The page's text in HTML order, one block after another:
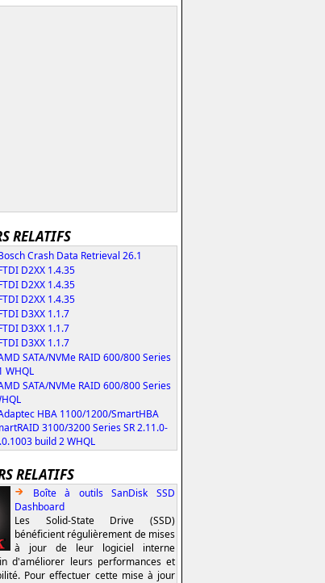
RELATIFS
Crash Data Retrieval 26.1
D2XX 1.4.35
D2XX 1.4.35
D2XX 1.4.35
D3XX 1.1.7
D3XX 1.1.7
D3XX 1.1.7
SATA/NVMe RAID 600/800 Series
WHQL
SATA/NVMe RAID 600/800 Series
HBA 1100/1200/SmartHBA
3100/3200 Series SR 2.11.0-
build 2 WHQL
RELATIFS
Boîte à outils SanDisk SSD
Dashboard
Les Solid-State Drive (SSD)
bénéficient régulièrement de mises
à jour de leur logiciel interne
d'améliorer leurs performances et
Pour effectuer cette mise à jour